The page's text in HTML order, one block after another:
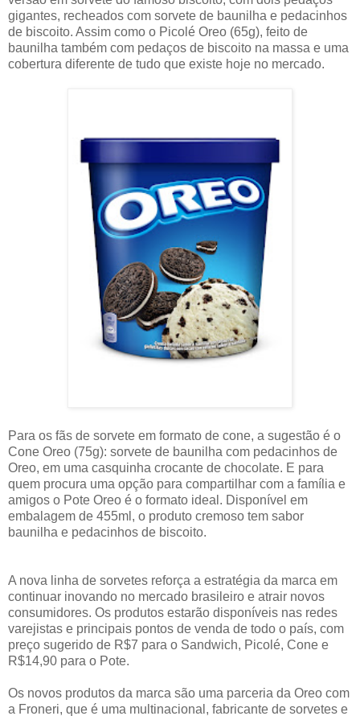
gigantes, recheados com sorvete de baunilha e pedacinhos
de biscoito. Assim como o Picolé Oreo (65g), feito de
baunilha também com pedaços de biscoito na massa e uma
cobertura diferente de tudo que existe hoje no mercado.
Para os fãs de sorvete em formato de cone, a sugestão é o
Cone Oreo (75g): sorvete de baunilha com pedacinhos de
Oreo, em uma casquinha crocante de chocolate. E para
quem procura uma opção para compartilhar com a família e
amigos o Pote Oreo é o formato ideal. Disponível em
embalagem de 455ml, o produto cremoso tem sabor
baunilha e pedacinhos de biscoito.
A nova linha de sorvetes reforça a estratégia da marca em
continuar inovando no mercado brasileiro e atrair novos
consumidores. Os produtos estarão disponíveis nas redes
varejistas e principais pontos de venda de todo o país, com
preço sugerido de R$7 para o Sandwich, Picolé, Cone e
R$14,90 para o Pote.
Os novos produtos da marca são uma parceria da Oreo com
a Froneri, que é uma multinacional, fabricante de sorvetes e